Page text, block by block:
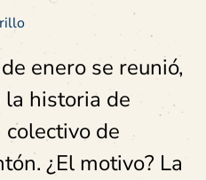
enero se reunió,
historia de
de
¿El motivo? La